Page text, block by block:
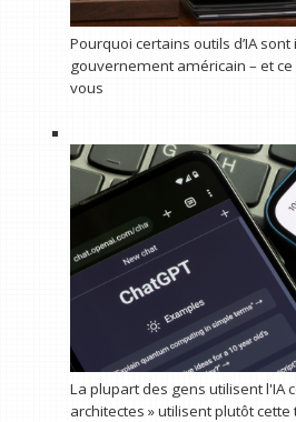
Pourquoi certains outils d’IA
gouvernement américain – et
vous
La plupart des gens utilisent l'IA
architectes » utilisent plutôt